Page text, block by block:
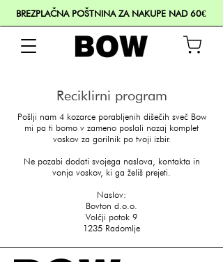
BREZPLAČNA POŠTNINA ZA NAKUPE NAD 60€
Reciklirni program
Pošlji nam 4 kozarce porabljenih dišečih sveč Bow
mi pa ti bomo v zameno poslali nazaj komplet
voskov za gorilnik po tvoji izbir.
Ne pozabi dodati svojega naslova, kontakta in
vonja voskov, ki ga želiš prejeti.
Naslov:
Bovton d.o.o.
Volčji potok 9
1235 Radomlje